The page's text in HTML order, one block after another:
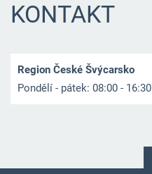
KONTAKT
Region České Švýcarsko
Pondělí - pátek: 08:00 - 16:30